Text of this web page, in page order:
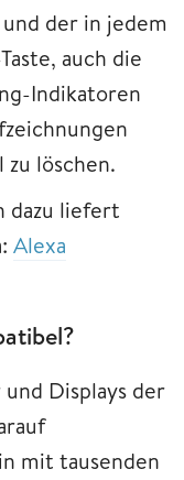
der in jedem
auch die
Indikatoren
löschen.
dazu liefert
Alexa
Displays der
mit tausenden